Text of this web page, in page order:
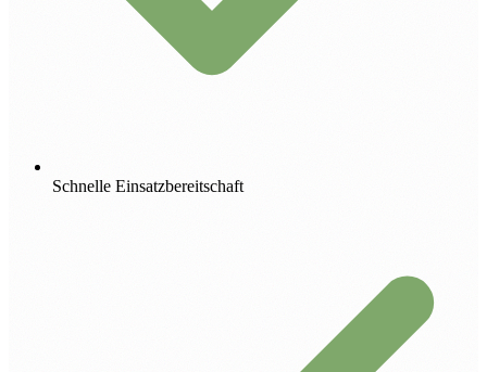
Schnelle Einsatzbereitschaft